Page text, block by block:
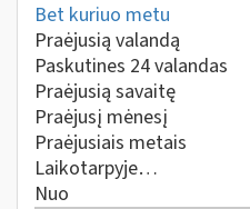
Bet kuriuo metu
Praėjusią valandą
Paskutines 24 valandas
Praėjusią savaitę
Praėjusį mėnesį
Praėjusiais metais
Laikotarpyje…
Nuo